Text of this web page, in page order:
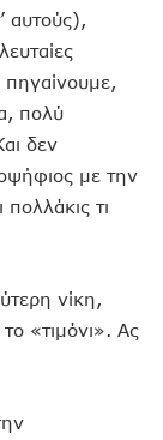
αυτούς),
πολύ
δεν
με την
τι
νίκη,
το «τιμόνι». Ας